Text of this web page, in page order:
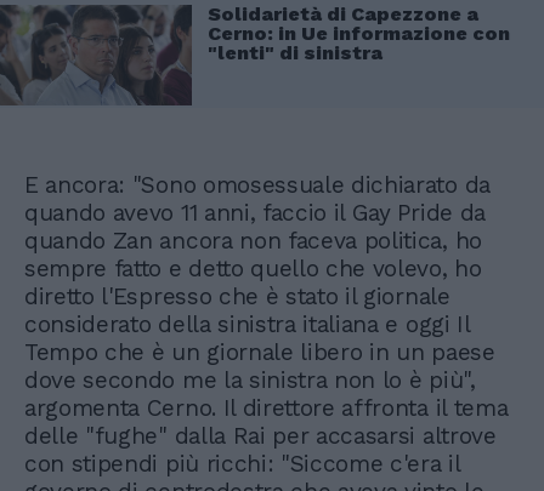
Solidarietà di Capezzone a
Cerno: in Ue informazione con
"lenti" di sinistra
E ancora: "Sono omosessuale dichiarato da
quando avevo 11 anni, faccio il Gay Pride da
quando Zan ancora non faceva politica, ho
sempre fatto e detto quello che volevo, ho
diretto l'Espresso che è stato il giornale
considerato della sinistra italiana e oggi Il
Tempo che è un giornale libero in un paese
dove secondo me la sinistra non lo è più",
argomenta Cerno. Il direttore affronta il tema
delle "fughe" dalla Rai per accasarsi altrove
con stipendi più ricchi: "Siccome c'era il